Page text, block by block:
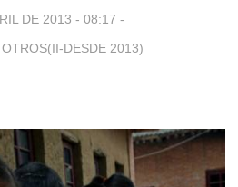
DE 2013 - 08:17 -
DESDE 2013)